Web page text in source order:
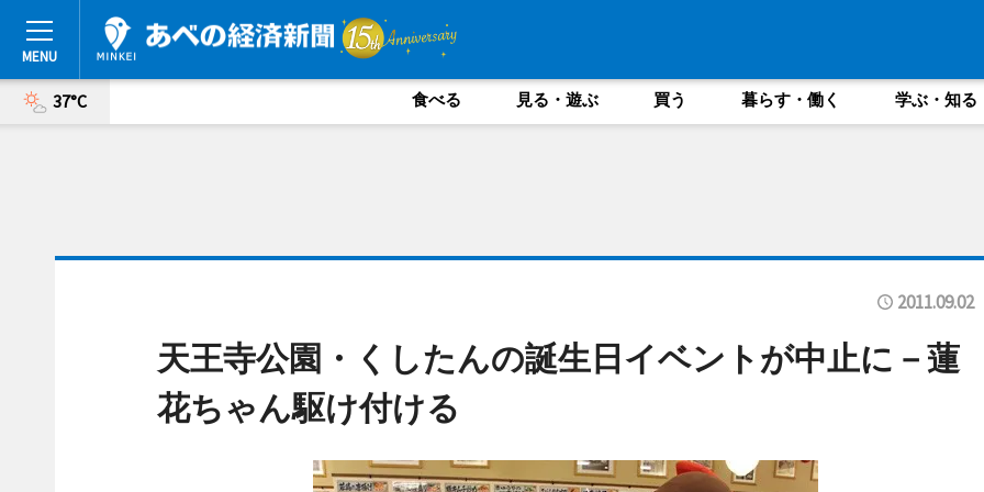
37°C 食べる 見る・遊ぶ 買う 暮らす・働く 学ぶ・知る
2011.09.02
天王寺公園・くしたんの誕生日イベントが中止に－蓮
花ちゃん駆け付ける